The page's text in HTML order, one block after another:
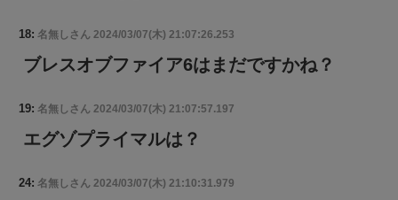
18: 名無しさん 2024/03/07(木) 21:07:26.253
ブレスオブファイア6はまだですかね？
19: 名無しさん 2024/03/07(木) 21:07:57.197
エグゾプライマルは？
24: 名無しさん 2024/03/07(木) 21:10:31.979